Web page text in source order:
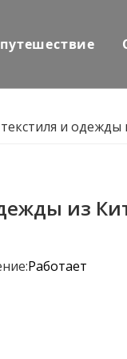
и одежды
из
Работает